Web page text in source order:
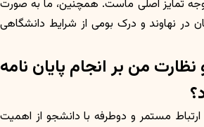
تمایز اصلی ماست. همچنین، ما به صورت
در نهاوند و درک بومی از شرایط دانشگاهی
و نظارت من بر انجام پایان نامه
مستمر و دوطرفه با دانشجو از اهمیت